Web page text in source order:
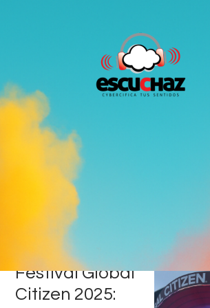
Festival Global
Citizen 2025: